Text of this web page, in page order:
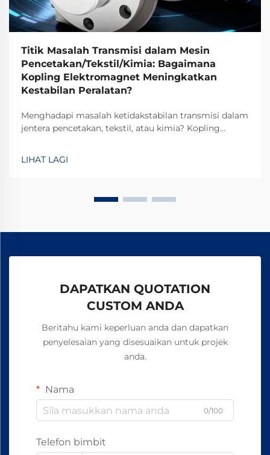
Titik Masalah Transmisi dalam Mesin
Pencetakan/Tekstil/Kimia: Bagaimana
Kopling Elektromagnet Meningkatkan
Kestabilan Peralatan?
Menghadapi masalah ketidakstabilan transmisi dalam
jentera pencetakan, tekstil, atau kimia? Kopling
memastikan keselamatan tanpa asbes. Ketahui
LIHAT LAGI
DAPATKAN QUOTATION
CUSTOM ANDA
Beritahu kami keperluan anda dan dapatkan
penyelesaian yang disesuaikan untuk projek
anda.
Nama
0/100
Telefon bimbit